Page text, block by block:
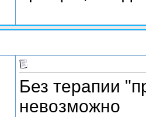
Без терапии
невозможно